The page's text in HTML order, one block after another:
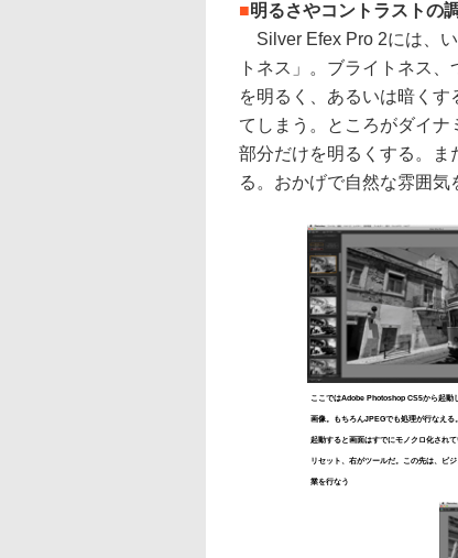
■明るさやコントラストの
Silver Efex Pro 2には、
トネス」。ブライトネス
を明るく、あるいは暗く
てしまう。ところがダイ
部分だけを明るくする。ま
る。おかげで自然な雰囲気
ここではAdobe Photoshop CS5から起動
画像。もちろんJPEGでも処理が行なえ
起動すると画面はすでにモノクロ化され
リセット、右がツールだ。この先は、ビ
業を行なう